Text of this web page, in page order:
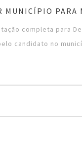
MUNICÍPIO
completa para
candidato no